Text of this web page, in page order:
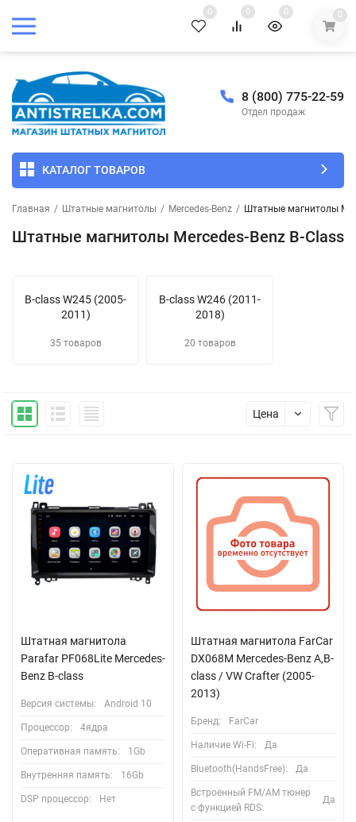
0 0 0 0
8 (800) 775-22-59
Отдел продаж
КАТАЛОГ ТОВАРОВ
Главная / Штатные магнитолы / Mercedes-Benz / Штатные магнитолы
Штатные магнитолы Mercedes-Benz B-Class
B-class W245 (2005-
2011)
35 товаров
B-class W246 (2011-
2018)
20 товаров
Цена
Штатная магнитола
Parafar PF068Lite Mercedes-
Benz B-class
Версия системы: Android 10
Процессор: 4ядра
Оперативная память: 1Gb
Внутренняя память: 16Gb
DSP процессор: Нет
Штатная магнитола FarCar
DX068M Mercedes-Benz A,B-
class / VW Crafter (2005-
2013)
Бренд: FarCar
Наличие Wi-Fi: Да
Bluetooth(HandsFree): Да
Встроенный FM/AM тюнер
с функцией RDS:
Да